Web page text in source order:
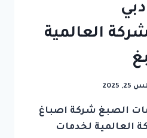
العالمية
2025
الصبغ شركة اصباغ
شركة العالمية لخدمات